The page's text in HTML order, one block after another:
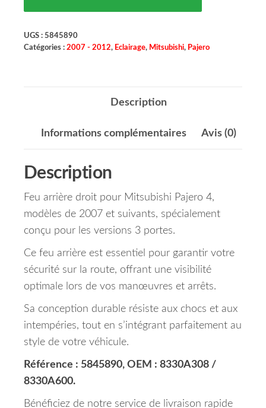
UGS : 5845890
Catégories : 2007 - 2012, Eclairage, Mitsubishi, Pajero
Description
Informations complémentaires Avis (0)
Description
Feu arrière droit pour Mitsubishi Pajero 4,
modèles de 2007 et suivants, spécialement
conçu pour les versions 3 portes.
Ce feu arrière est essentiel pour garantir votre
sécurité sur la route, offrant une visibilité
optimale lors de vos manœuvres et arrêts.
Sa conception durable résiste aux chocs et aux
intempéries, tout en s’intégrant parfaitement au
style de votre véhicule.
Référence : 5845890, OEM : 8330A308 /
8330A600.
Bénéficiez de notre service de livraison rapide